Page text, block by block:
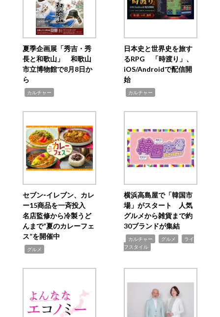
夏季企画展「秀吉・秀
長と和歌山」 和歌山
市立博物館で8月8日か
ら
カルチャー
日本史と世界史を旅す
るRPG 「時渡り」、
iOS/Androidで配信開
始
カルチャー
セブン‐イレブン、カレ
ー15商品を一斉投入
名店監修から冷製うど
んまで“夏のカレーフェ
ス”を開催中
グルメ
横浜高島屋で「韓国市
場」がスタート 人気
グルメから雑貨まで約
30ブランドが集結
カルチャー グルメ
ライ
フスタイル